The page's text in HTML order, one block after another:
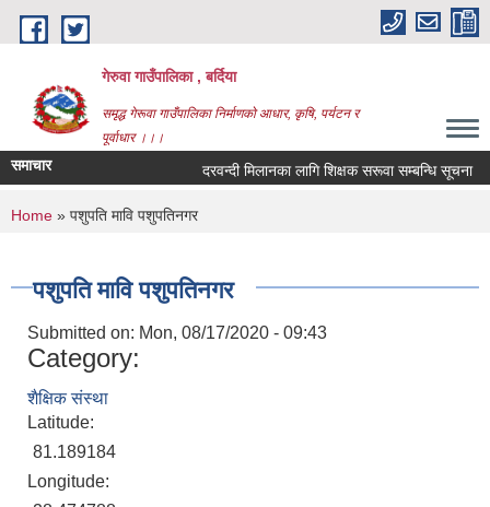
Skip to main content
गेरुवा गाउँपालिका , बर्दिया
समृद्ध गेरूवा गाउँपालिका निर्माणको आधार, कृषि, पर्यटन र
पूर्वाधार ।।।
समाचार दरवन्दी मिलानका लागि शिक्षक सरूवा सम्बन्धि सूचना
You are here
Home » पशुपति मावि पशुपतिनगर
पशुपति मावि पशुपतिनगर
Submitted on: Mon, 08/17/2020 - 09:43
Category:
शैक्षिक संस्था
Latitude:
81.189184
Longitude: